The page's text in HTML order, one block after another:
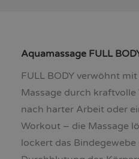
Aquamassage FULL
FULL BODY verwöhnt
Massage durch kraftvolle
nach harter Arbeit oder
Workout – die Massage
lockert das